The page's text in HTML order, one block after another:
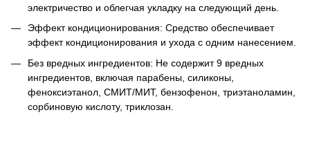
электричество и облегчая укладку на следующий день.
Эффект кондиционирования: Средство обеспечивает
эффект кондиционирования и ухода с одним нанесением.
Без вредных ингредиентов: Не содержит 9 вредных
ингредиентов, включая парабены, силиконы,
феноксиэтанол, СМИТ/МИТ, бензофенон, триэтаноламин,
сорбиновую кислоту, триклозан.